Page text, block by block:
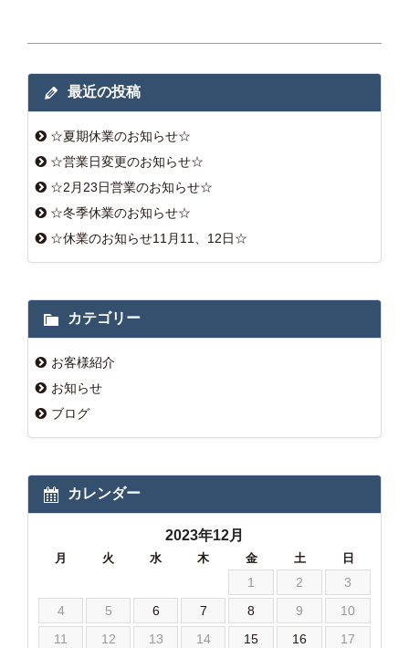
最近の投稿
☆夏期休業のお知らせ☆
☆営業日変更のお知らせ☆
☆2月23日営業のお知らせ☆
☆冬季休業のお知らせ☆
☆休業のお知らせ11月11、12日☆
カテゴリー
お客様紹介
お知らせ
ブログ
カレンダー
2023年12月
月 火 水 木 金 土 日
1 2
3
4
5 6 7 8 9
10
11
12 13 14 15 16
17